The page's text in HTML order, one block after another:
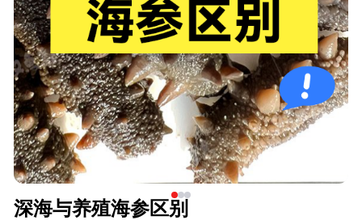
深海与养殖海参区别